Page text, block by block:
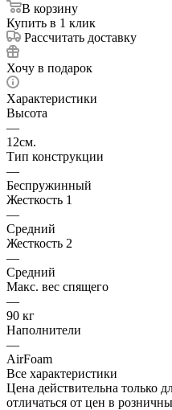
В корзину
Купить в 1 клик
Рассчитать доставку
Хочу в подарок
Характеристики
Высота
—
12см.
Тип конструкции
—
Беспружинный
Жесткость 1
—
Средний
Жесткость 2
—
Средний
Макс. вес спящего
—
90 кг
Наполнители
—
AirFoam
Все характеристики
Цена действительна только
отличаться от цен в